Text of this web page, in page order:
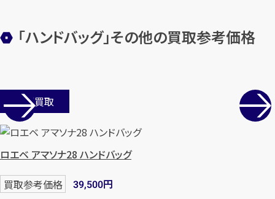
「ハンドバッグ」その他の買取参考価格
店舗買取
ロエベ アマソナ28 ハンドバッグ
買取参考価格 39,500円